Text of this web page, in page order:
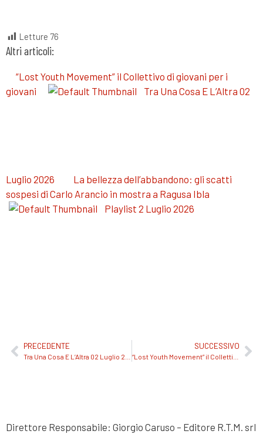
Letture 76
Altri articoli:
“Lost Youth Movement” il Collettivo di giovani per i
giovani
Tra Una Cosa E L’Altra 02
Luglio 2026
La bellezza dell’abbandono: gli scatti
sospesi di Carlo Arancio in mostra a Ragusa Ibla
Playlist 2 Luglio 2026
PRECEDENTE SUCCESSIVO
Direttore Responsabile: Giorgio Caruso – Editore R.T.M. srl